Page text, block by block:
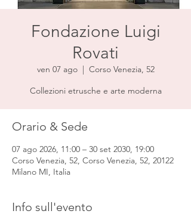
Fondazione Luigi
Rovati
ven 07 ago
  |
Corso Venezia, 52
Collezioni etrusche e arte moderna
Orario & Sede
07 ago 2026, 11:00 – 30 set 2030, 19:00
Corso Venezia, 52, Corso Venezia, 52, 20122
Milano MI, Italia
Info sull'evento